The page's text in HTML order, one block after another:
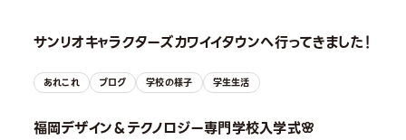
サンリオキャラクターズカワイイタウンへ行ってきました！
あれこれ ブログ 学校の様子 学生生活
福岡デザイン＆テクノロジー専門学校入学式🌸